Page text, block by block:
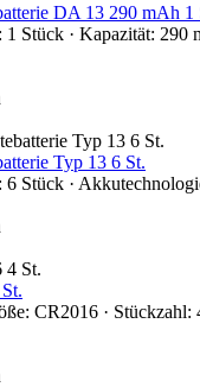
DA 13 290 mAh 1
1 Stück · Kapazität: 290
Typ 13 6 St.
6 Stück ·
CR2016 · Stückzahl: